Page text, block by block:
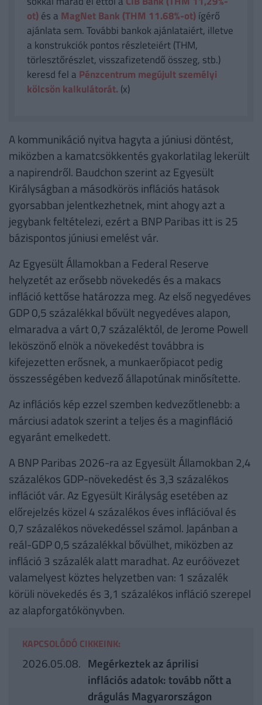
ot)és a MagNet Bank (THM 11.68%-ot)ígérő
ajánlata sem. További bankok ajánlataiért, illetve
a konstrukciók pontos részleteiért (THM,
törlesztőrészlet, visszafizetendő összeg, stb.)
keresd fel a Pénzcentrum megújult személyi
kölcsön kalkulátorát. (x)
A kommunikáció nyitva hagyta a júniusi döntést,
miközben a kamatcsökkentés gyakorlatilag lekerült
a napirendről. Baudchon szerint az Egyesült
Királyságban a másodkörös inflációs hatások
gyorsabban jelentkezhetnek, mint ahogy azt a
jegybank feltételezi, ezért a BNP Paribas itt is 25
bázispontos júniusi emelést vár.
Az Egyesült Államokban a Federal Reserve
helyzetét az erősebb növekedés és a makacs
infláció kettőse határozza meg. Az első negyedéves
GDP 0,5 százalékkal bővült negyedéves alapon,
elmaradva a várt 0,7 százaléktól, de Jerome Powell
leköszönő elnök a növekedést továbbra is
kifejezetten erősnek, a munkaerőpiacot pedig
összességében kedvező állapotúnak minősítette.
Az inflációs kép ezzel szemben kedvezőtlenebb: a
márciusi adatok szerint a teljes és a maginfláció
egyaránt emelkedett.
A BNP Paribas 2026-ra az Egyesült Államokban 2,4
százalékos GDP-növekedést és 3,3 százalékos
inflációt vár. Az Egyesült Királyság esetében az
előrejelzés közel 4 százalékos éves inflációval és
0,7 százalékos növekedéssel számol. Japánban a
reál-GDP 0,5 százalékkal bővülhet, miközben az
infláció 3 százalék alatt maradhat. Az euróövezet
valamelyest köztes helyzetben van: 1 százalék
körüli növekedés és 3,1 százalékos infláció szerepel
az alapforgatókönyvben.
KAPCSOLÓDÓ CIKKEINK:
2026.05.08. Megérkeztek az áprilisi
inflációs adatok: tovább nőtt a
drágulás Magyarországon